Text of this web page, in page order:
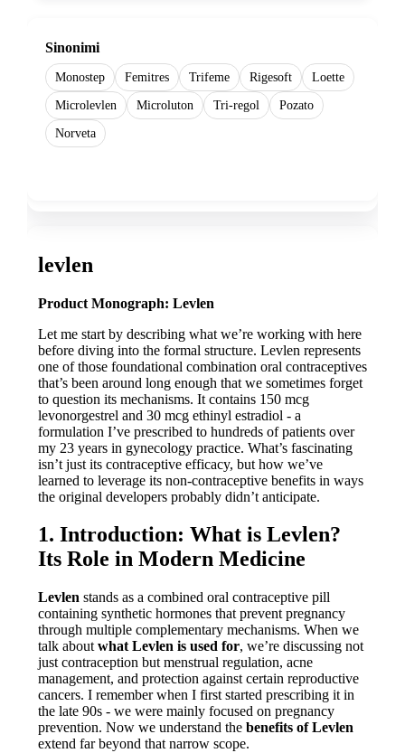
Sinonimi
Monostep Femitres Trifeme Rigesoft
Loette
Microlevlen
Microluton Tri-regol
Pozato
Norveta
levlen
Product Monograph: Levlen
Let me start by describing what we’re working with here
before diving into the formal structure. Levlen represents
one of those foundational combination oral contraceptives
that’s been around long enough that we sometimes forget
to question its mechanisms. It contains 150 mcg
levonorgestrel and 30 mcg ethinyl estradiol - a
formulation I’ve prescribed to hundreds of patients over
my 23 years in gynecology practice. What’s fascinating
isn’t just its contraceptive efficacy, but how we’ve
learned to leverage its non-contraceptive benefits in ways
the original developers probably didn’t anticipate.
1. Introduction: What is Levlen?
Its Role in Modern Medicine
Levlen stands as a combined oral contraceptive pill
containing synthetic hormones that prevent pregnancy
through multiple complementary mechanisms. When we
talk about what Levlen is used for, we’re discussing not
just contraception but menstrual regulation, acne
management, and protection against certain reproductive
cancers. I remember when I first started prescribing it in
the late 90s - we were mainly focused on pregnancy
prevention. Now we understand the benefits of Levlen
extend far beyond that narrow scope.